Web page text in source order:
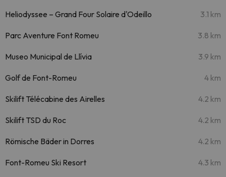
Heliodyssee – Grand Four Solaire d'Odeillo 3.1 km
Parc Aventure Font Romeu 3.8 km
Museo Municipal de Llívia 3.9 km
Golf de Font-Romeu 4 km
Skilift Télécabine des Airelles 4.2 km
Skilift TSD du Roc 4.2 km
Römische Bäder in Dorres 4.2 km
Font-Romeu Ski Resort 4.3 km